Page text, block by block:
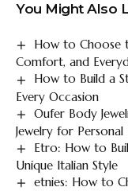
You Might Also
How to Choose
Comfort, and
How to Build a
Every Occasion
Oufer Body
Jewelry for Personal
Etro: How to
Unique Italian Style
etnies: How to